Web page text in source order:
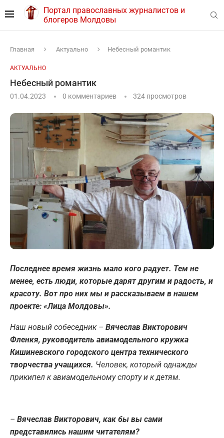
Портал православных журналистов и
блогеров Молдовы
Главная Актуально Небесный романтик
АКТУАЛЬНО
Небесный романтик
01.04.2023 0 комментариев 324 просмотров
Последнее время жизнь мало кого радует. Тем не
менее, есть люди, которые дарят другим и радость, и
красоту. Вот про них мы и рассказываем в нашем
проекте: «Лица Молдовы».
Наш новый собеседник – Вячеслав Викторович
Фленкя, руководитель авиамодельного кружка
Кишиневского городского центра технического
творчества учащихся. Человек, который однажды
прикипел к авиамодельному спорту и к детям.
– Вячеслав Викторович, как бы вы сами
представились нашим читателям?